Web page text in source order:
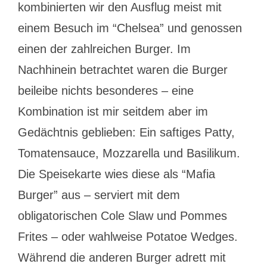
kombinierten wir den Ausflug meist mit
einem Besuch im “Chelsea” und genossen
einen der zahlreichen Burger. Im
Nachhinein betrachtet waren die Burger
beileibe nichts besonderes – eine
Kombination ist mir seitdem aber im
Gedächtnis geblieben: Ein saftiges Patty,
Tomatensauce, Mozzarella und Basilikum.
Die Speisekarte wies diese als “Mafia
Burger” aus – serviert mit dem
obligatorischen Cole Slaw und Pommes
Frites – oder wahlweise Potatoe Wedges.
Während die anderen Burger adrett mit